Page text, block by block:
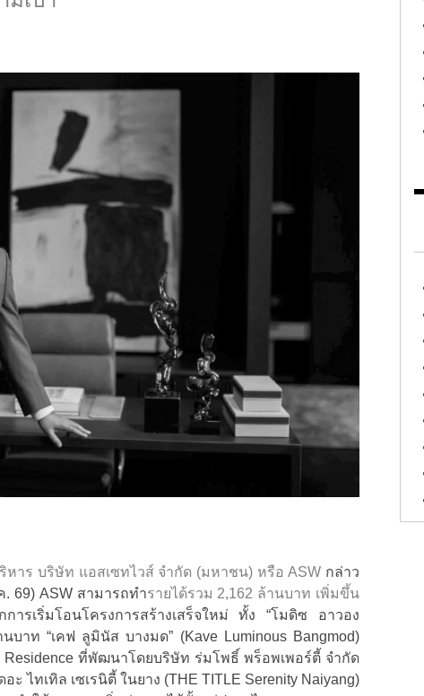
าร บริษัท แอสเซทไวส์ จำกัด (มหาชน) หรือ ASW กล่าว
. 69) ASW สามารถทำรายได้รวม 2,162 ล้านบาท เพิ่มขึ้น
ารเริ่มโอนโครงการสร้างเสร็จใหม่ ทั้ง “โมดิซ อาวอง
บาท “เคฟ ลูมินัส บางมด” (Kave Luminous Bangmod)
ที่พัฒนาโดยบริษัท ร่มโพธิ์ พร็อพเพอร์ตี้ จำกัด
ไทเทิล เซเรนิตี้ ในยาง (THE TITLE Serenity Naiyang)